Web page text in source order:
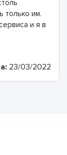
только им.
и я в
что
23/03/2022